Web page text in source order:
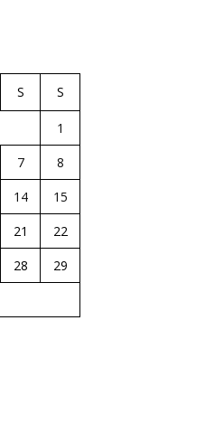
S S
1
7
8
14
15
21
22
28
29